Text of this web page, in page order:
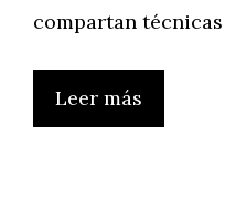
compartan
Leer más